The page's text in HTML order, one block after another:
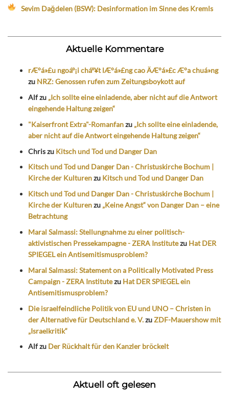
Sevim Dağdelen (BSW): Desinformation im Sinne des Kremls
Aktuelle Kommentare
rÆ°á»£u ngoáº¡i cháº¥t lÆ°á»£ng cao ÄÆ°á»£c Æ°a chuá»ng
zu NRZ: Genossen rufen zum Zeitungsboykott auf
Alfzu „Ich sollte eine einladende, aber nicht auf die Antwort
eingehende Haltung zeigen“
"Kaiserfront Extra"-Romanfanzu „Ich sollte eine einladende,
aber nicht auf die Antwort eingehende Haltung zeigen“
Chriszu Kitsch und Tod und Danger Dan
Kitsch und Tod und Danger Dan - Christuskirche Bochum |
Kirche der Kulturenzu Kitsch und Tod und Danger Dan
Kitsch und Tod und Danger Dan - Christuskirche Bochum |
Kirche der Kulturenzu „Keine Angst“ von Danger Dan – eine
Betrachtung
Maral Salmassi: Stellungnahme zu einer politisch-
aktivistischen Pressekampagne - ZERA Institutezu Hat DER
SPIEGEL ein Antisemitismusproblem?
Maral Salmassi: Statement on a Politically Motivated Press
Campaign - ZERA Institutezu Hat DER SPIEGEL ein
Antisemitismusproblem?
Die israelfeindliche Politik von EU und UNO – Christen in
der Alternative für Deutschland e. V.zuZDF-Mauershow mit
„Israelkritik“
Alfzu Der Rückhalt für den Kanzler bröckelt
Aktuell oft gelesen